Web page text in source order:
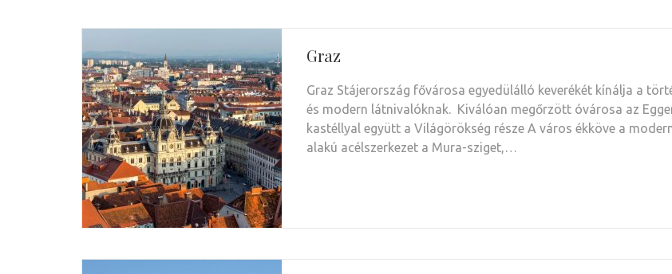
Graz
Graz Stájerország fővárosa egyedülálló keverékét kínálja a
és modern látnivalóknak. Kiválóan megőrzött óvárosa az
kastéllyal együtt a Világörökség része A város ékköve a
alakú acélszerkezet a Mura-sziget,…